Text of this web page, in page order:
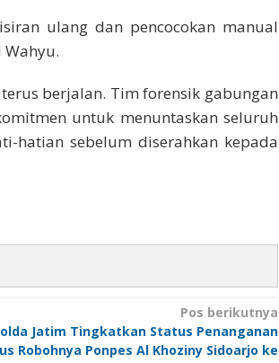
ulang dan pencocokan manual
Wahyu.
berjalan. Tim forensik gabungan
untuk menuntaskan seluruh
hatian sebelum diserahkan kepada
Pos berikutnya
Jatim Tingkatkan Status Penanganan
Robohnya Ponpes Al Khoziny Sidoarjo ke